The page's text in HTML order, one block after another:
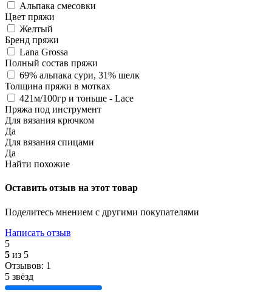
Альпака смесовки
Цвет пряжи
Желтый
Бренд пряжи
Lana Grossa
Полный состав пряжи
69% альпака сури, 31% шелк
Толщина пряжи в мотках
421м/100гр и тоньше - Lace
Пряжа под инструмент
Для вязания крючком
Да
Для вязания спицами
Да
Найти похожие
Оставить отзыв на этот товар
Поделитесь мнением с другими покупателями
Написать отзыв
5
5 из 5
Отзывов: 1
5 звёзд